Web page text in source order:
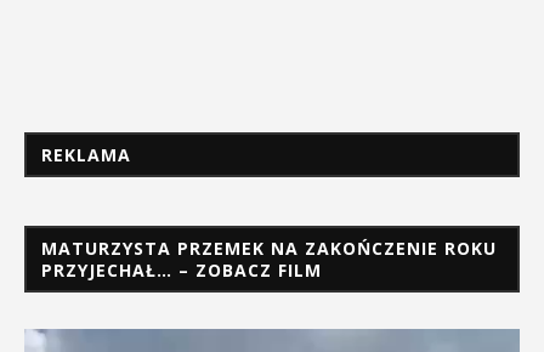
REKLAMA
MATURZYSTA PRZEMEK NA ZAKOŃCZENIE ROKU
PRZYJECHAŁ… – ZOBACZ FILM
Odtwarzacz